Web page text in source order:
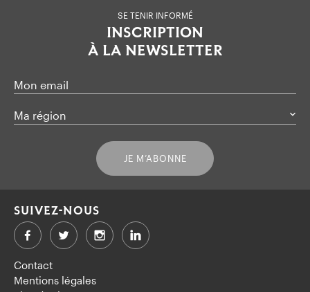
SE TENIR INFORMÉ
INSCRIPTION
À LA NEWSLETTER
Mon email
Ma région
JE M’ABONNE
Contact
Mentions légales
SUIVEZ-NOUS
FacebookTwitter LinkedIn